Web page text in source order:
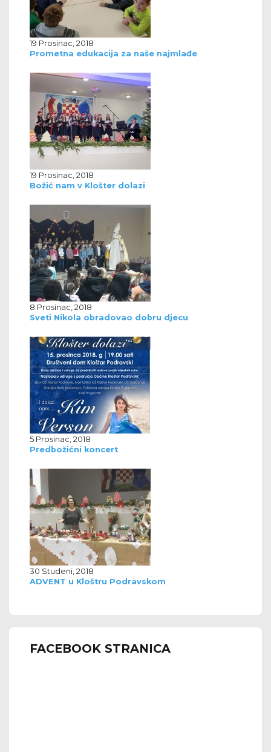
19 Prosinac, 2018
Prometna edukacija za naše najmlađe
19 Prosinac, 2018
Božić nam v Klošter dolazi
8 Prosinac, 2018
Sveti Nikola obradovao dobru djecu
5 Prosinac, 2018
Predbožićni koncert
30 Studeni, 2018
ADVENT u Kloštru Podravskom
FACEBOOK STRANICA